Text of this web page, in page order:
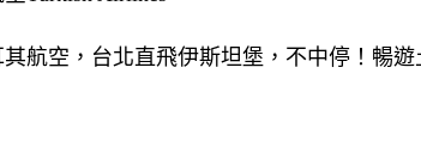
航空，台北直飛伊斯坦堡，不中停！暢遊